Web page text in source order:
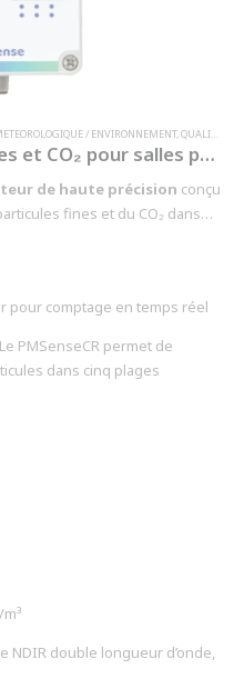
/ ENVIRONNEMENT,QUALITÉ DE L'AIR (CO2, CO, COV, PARTICULES, PM …)
Transmetteur de particules et CO₂ pour salles propres - PMSenseCR
de haute précision conçu
fines et du CO₂ dans
établissements de santé.
pour les secteurs
pour comptage en temps réel
PMSenseCR permet de
dans cinq plages
NDIR double longueur d’onde,